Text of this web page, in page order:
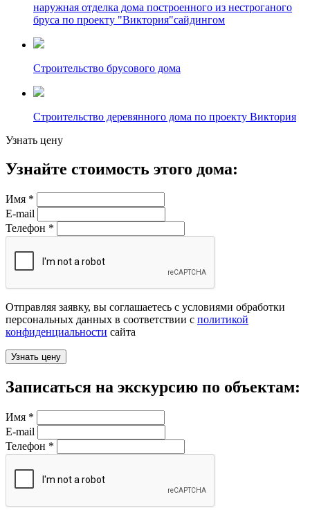
наружная отделка дома построенного из нестроганого
бруса по проекту "Виктория"сайдингом
Строительство брусового дома
Строительство деревянного дома по проекту Виктория
Узнать цену
Узнайте стоимость этого дома:
Имя *
E-mail
Телефон *
Отправляя заявку, вы соглашаетесь с условиями обработки
персональных данных в соответствии с политикой
конфиденциальности сайта
Записаться на экскурсию по объектам:
Имя *
E-mail
Телефон *